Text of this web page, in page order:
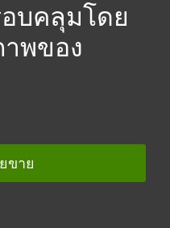
บคลุมโดย
พของ
ขาย